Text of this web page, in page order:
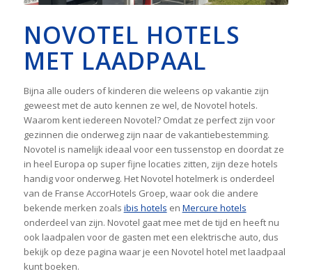
NOVOTEL HOTELS
MET LAADPAAL
Bijna alle ouders of kinderen die weleens op vakantie zijn
geweest met de auto kennen ze wel, de Novotel hotels.
Waarom kent iedereen Novotel? Omdat ze perfect zijn voor
gezinnen die onderweg zijn naar de vakantiebestemming.
Novotel is namelijk ideaal voor een tussenstop en doordat ze
in heel Europa op super fijne locaties zitten, zijn deze hotels
handig voor onderweg. Het Novotel hotelmerk is onderdeel
van de Franse AccorHotels Groep, waar ook die andere
bekende merken zoals ibis hotels en Mercure hotels
onderdeel van zijn. Novotel gaat mee met de tijd en heeft nu
ook laadpalen voor de gasten met een elektrische auto, dus
bekijk op deze pagina waar je een Novotel hotel met laadpaal
kunt boeken.